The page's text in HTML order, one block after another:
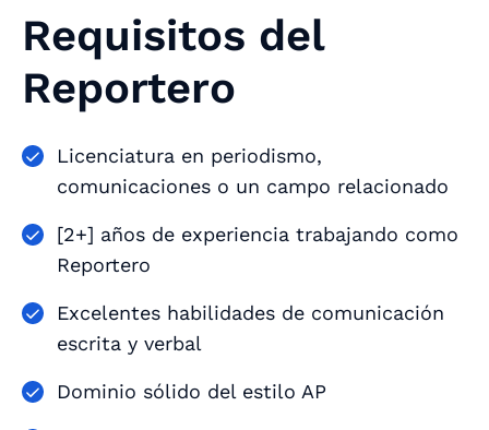
Requisitos del
Reportero
Licenciatura en periodismo,
comunicaciones o un campo relacionado
[2+] años de experiencia trabajando como
Reportero
Excelentes habilidades de comunicación
escrita y verbal
Dominio sólido del estilo AP